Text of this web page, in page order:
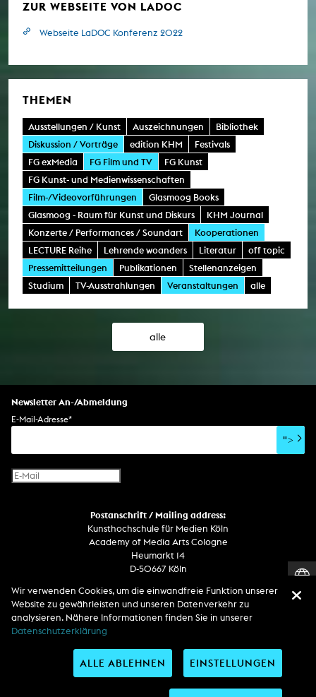
ZUR WEBSEITE VON LADOC
Webseite LaDOC Konferenz 2022
THEMEN
Ausstellungen / Kunst Auszeichnungen
Bibliothek
Diskussion / Vorträge
edition KHM
Festivals
FG exMedia
FG Film und TV
FG Kunst
FG Kunst- und Medienwissenschaften
Film-/Videovorführungen
Glasmoog Books
Glasmoog - Raum für Kunst und Diskurs
KHM Journal
Konzerte / Performances / Soundart
Kooperationen
LECTURE Reihe
Lehrende woanders Literatur
off topic
Pressemitteilungen
Publikationen
Stellenanzeigen
Studium
TV-Ausstrahlungen Veranstaltungen alle
alle
Newsletter An-/Abmeldung
E-Mail-Adresse*
">
Postanschrift / Mailing address:
Kunsthochschule für Medien Köln
Academy of Media Arts Cologne
Heumarkt 14
D-50667 Köln
Telefon
Zentrale / Empfang +49 221 201 89 - 0 / - 400
Wachdienst / Security guard +49 151 186 863 40 (19 Uhr bis 6 Uhr)
Entdecken Sie uns auf
Wir verwenden Cookies, um die einwandfreie Funktion unserer
Website zu gewährleisten und unseren Datenverkehr zu
analysieren. Nähere Informationen finden Sie in unserer
Datenschutzerklärung
EINSTELLUNGEN
ALLE ABLEHNEN